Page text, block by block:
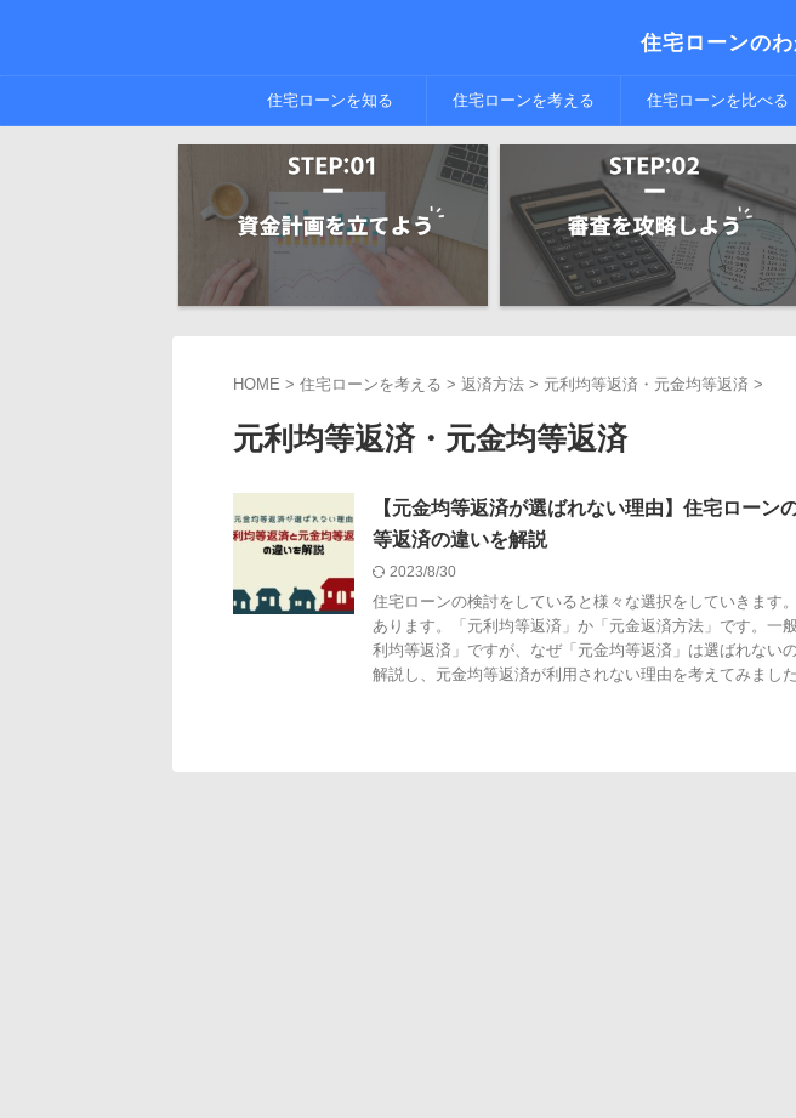
住宅ローンの
住宅ローンを知る 住宅ローンを考える 住宅ローンを比べる
HOME > 住宅ローンを考える > 返済方法 > 元利均等返済・元金均等返済 >
元利均等返済・元金均等返済
【元金均等返済が選ばれない理由】住宅ローン
等返済の違いを解説
2023/8/30
住宅ローンの検討をしていると様々な選択をしていきます
あります。「元利均等返済」か「元金返済方法」です。一
利均等返済」ですが、なぜ「元金均等返済」は選ばれない
解説し、元金均等返済が利用されない理由を考えてみまし